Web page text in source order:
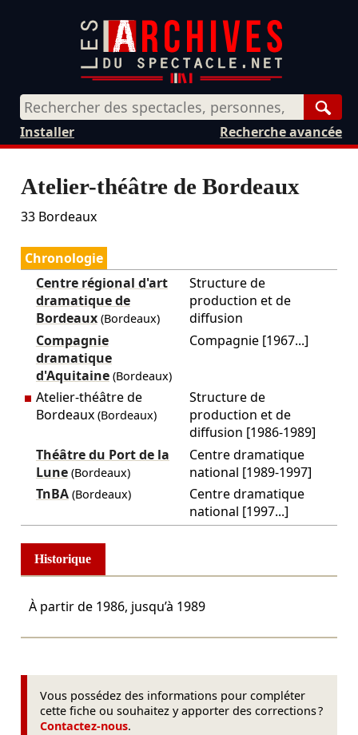
Recherche avancée
Installer
Atelier-théâtre de Bordeaux
33 Bordeaux
Chronologie
Centre régional d'art
dramatique de
Bordeaux(Bordeaux)
Structure de
production et de
diffusion
Compagnie
dramatique
d'Aquitaine(Bordeaux)
Compagnie [1967...]
Atelier-théâtre de
Bordeaux (Bordeaux)
Structure de
production et de
diffusion [1986-1989]
Théâtre du Port de la
Lune(Bordeaux)
Centre dramatique
national [1989-1997]
TnBA(Bordeaux)
Centre dramatique
national [1997...]
Historique
À partir de 1986, jusqu’à 1989
Vous possédez des informations pour compléter
cette fiche ou souhaitez y apporter des corrections ?
Contactez-nous.